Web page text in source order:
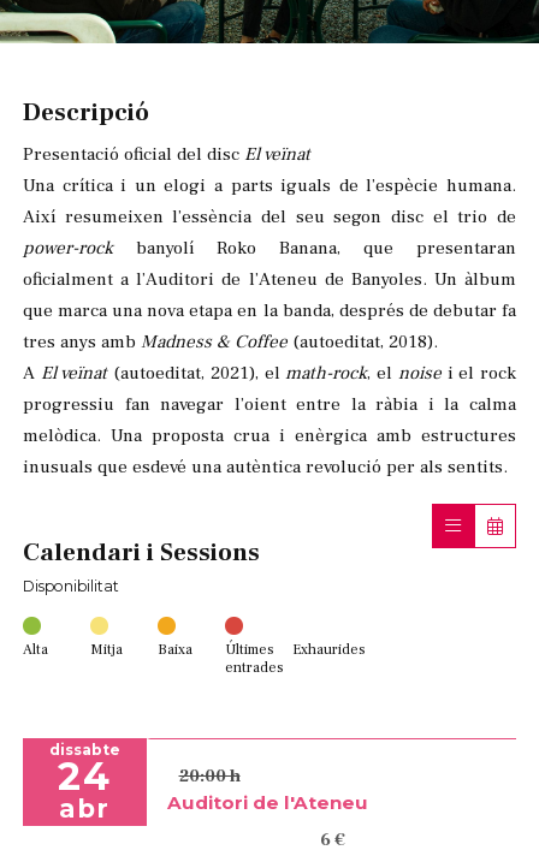
Descripció
Presentació oficial del disc El veïnat
Una crítica i un elogi a parts iguals de l’espècie humana.
Així resumeixen l’essència del seu segon disc el trio de
power-rockbanyolí Roko Banana, que presentaran
oficialment a l’Auditori de l’Ateneu de Banyoles. Un àlbum
que marca una nova etapa en la banda, després de debutar fa
tres anys amb Madness & Coffee (autoeditat, 2018).
A El veïnat(autoeditat, 2021), elmath-rock, el noisei el rock
progressiu fan navegar l’oient entre la ràbia i la calma
melòdica. Una proposta crua i enèrgica amb estructures
inusuals que esdevé una autèntica revolució per als sentits.
Calendari i Sessions
Disponibilitat
Alta Mitja Baixa
Últimes
entrades
Exhaurides
dissabte
24
abr
20:00 h
Auditori de l'Ateneu
6 €